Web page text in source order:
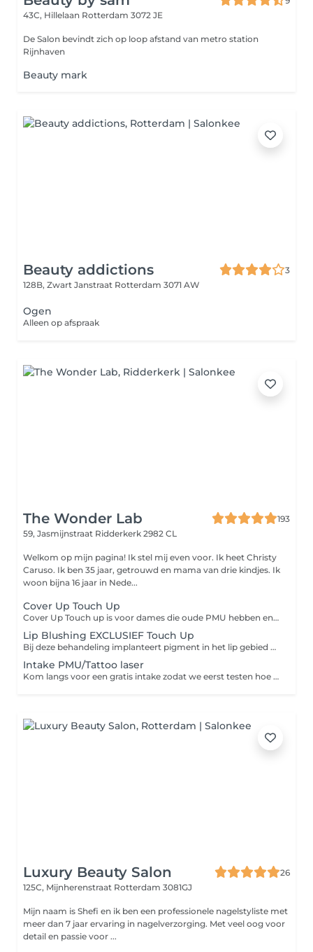
43C, Hillelaan Rotterdam 3072 JE
De Salon bevindt zich op loop afstand van metro station
Rijnhaven
Beauty mark
Beauty addictions
3
128B, Zwart Janstraat Rotterdam 3071 AW
Ogen
Alleen op afspraak
The Wonder Lab
193
59, Jasmijnstraat Ridderkerk 2982 CL
Welkom op mijn pagina! Ik stel mij even voor. Ik heet Christy
Caruso. Ik ben 35 jaar, getrouwd en mama van drie kindjes. Ik
woon bijna 16 jaar in Nede...
Cover Up Touch Up
Cover Up Touch up is voor dames die oude PMU hebben en die ergens anders zijn gezet en nu hun wenkbrauwen willen bijwerken. Hier wordt er geen nieuwe vorm getekend, maar puur met de oude vorm gewerkt om die weer mooi strak te maken en weer mooi kleur te geven. De reden dat deze behandeling duurder is, is omdat de wenkbrauwen ergens anders zijn gezet, met ander pigmenten zijn gezet, andere manier van techniek aanpassen etc etc en het neemt soms meer tijd om de kleur weer mooi te krijgen. Vaak wordt er ook extra met een warmte kleur gewerkt om de kleur mooi te verfrissen. Cover Ups zijn altijd op eigen risico.
Lip Blushing EXCLUSIEF Touch Up
Bij deze behandeling implanteert pigment in het lip gebied om het uiterlijk van natuurlijke roze lippen te creeeren. Ook verbetert het de vorm van de lippen, geeft definitie en een natuurlijke volheid.
Intake PMU/Tattoo laser
Kom langs voor een gratis intake zodat we eerst testen hoe je huid reageert op de laser. Als je na 48 uur geen reactie hebt van de laser kunnen we een afspraak inplannen voor het verwijderen van je PMU/Tattoo.
Luxury Beauty Salon
26
125C, Mijnherenstraat Rotterdam 3081GJ
Mijn naam is Shefi en ik ben een professionele nagelstyliste met
meer dan 7 jaar ervaring in nagelverzorging. Met veel oog voor
detail en passie voor ...